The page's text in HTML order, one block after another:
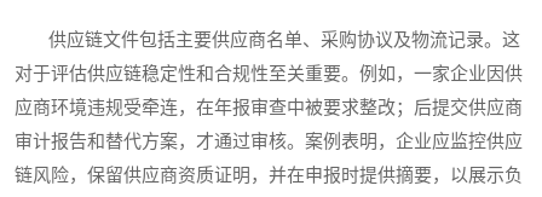
供应链文件包括主要供应商名单、采购协议及物流记录。这
对于评估供应链稳定性和合规性至关重要。例如，一家企业因供
应商环境违规受牵连，在年报审查中被要求整改；后提交供应商
审计报告和替代方案，才通过审核。案例表明，企业应监控供应
链风险，保留供应商资质证明，并在申报时提供摘要，以展示负